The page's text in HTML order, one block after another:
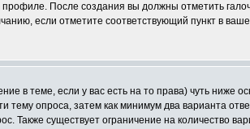
После создания вы должны отметить
если отметите соответствующий пункт в
в теме, если у вас есть на то права) чуть
тему опроса, затем как минимум два варианта
Также существует ограничение на количество